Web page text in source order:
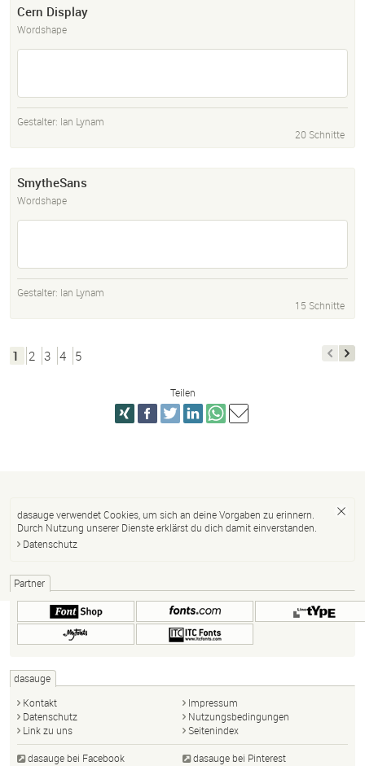
Cern Display
Wordshape
Gestalter: Ian Lynam
20 Schnitte
SmytheSans
Wordshape
Gestalter: Ian Lynam
15 Schnitte
1 2 3 4 5
Teilen
dasauge verwendet Cookies, um sich an deine Vorgaben zu erinnern.
Durch Nutzung unserer Dienste erklärst du dich damit einverstanden.
Datenschutz
Partner
dasauge
Kontakt
Impressum
Datenschutz
Nutzungsbedingungen
Link zu uns
Seitenindex
dasauge bei Facebook dasauge bei Pinterest